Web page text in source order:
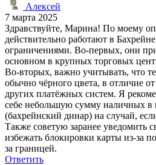
Алексей
7 марта 2025
Здравствуйте, Марина! По моему
действительно работают в
ограничениями. Во-первых, они
основном в крупных торговых
Во-вторых, важно учитывать, что
обычно чёрного цвета, в отличие
других платёжных систем. Я
себе небольшую сумму наличных в
(бахрейнский динар) на случай,
Также советую заранее уведомить
избежать блокировки карты из-за
за границей.
Ответить